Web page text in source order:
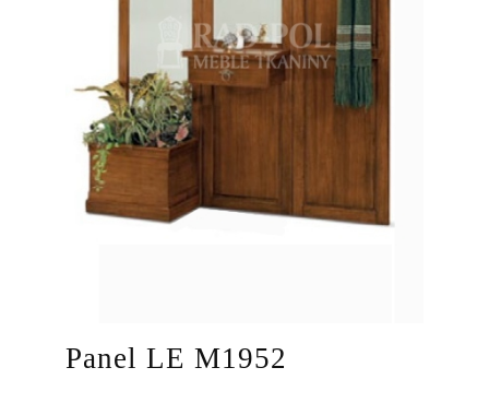
Panel LE M1952